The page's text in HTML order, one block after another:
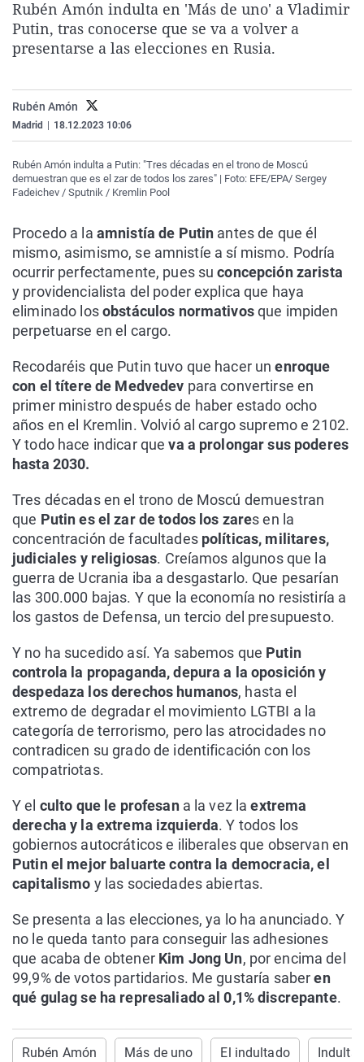
La rosa de los vientos
Gente viajera
Caso
Retornados
Extremadura
Galicia
Virales
Televisión
Rubén Amón indulta en 'Más de uno' a Vladimir
Putin, tras conocerse que se va a volver a
presentarse a las elecciones en Rusia.
Rubén Amón
Madrid 18.12.2023 10:06
Rubén Amón indulta a Putin: "Tres décadas en el trono de Moscú
demuestran que es el zar de todos los zares" | Foto: EFE/EPA/ Sergey
Fadeichev / Sputnik / Kremlin Pool
Procedo a la amnistía de Putin antes de que él
mismo, asimismo, se amnistíe a sí mismo. Podría
ocurrir perfectamente, pues suconcepción zarista
y providencialista del poder explica que haya
eliminado losobstáculos normativosque impiden
perpetuarse en el cargo.
Recodaréis que Putin tuvo que hacer unenroque
con el títere de Medvedev para convertirse en
primer ministro después de haber estado ocho
años en el Kremlin. Volvió al cargo supremo e 2102.
Y todo hace indicar queva a prolongar sus poderes
hasta 2030.
Tres décadas en el trono de Moscú demuestran
que Putin es el zar de todos los zares en la
concentración de facultades políticas, militares,
judiciales y religiosas. Creíamos algunos que la
guerra de Ucrania iba a desgastarlo. Que pesarían
las 300.000 bajas. Y que la economía no resistiría a
los gastos de Defensa, un tercio del presupuesto.
Y no ha sucedido así. Ya sabemos que Putin
controla la propaganda, depura a la oposición y
despedaza los derechos humanos, hasta el
extremo de degradar el movimiento LGTBI a la
categoría de terrorismo, pero las atrocidades no
contradicen su grado de identificación con los
compatriotas.
Y el culto que le profesan a la vez la extrema
derecha y la extrema izquierda. Y todos los
gobiernos autocráticos e iliberales que observan en
Putin el mejor baluarte contra la democracia, el
capitalismo y las sociedades abiertas.
Se presenta a las elecciones, ya lo ha anunciado. Y
no le queda tanto para conseguir las adhesiones
que acaba de obtenerKim Jong Un, por encima del
99,9% de votos partidarios. Me gustaría saberen
qué gulag se ha represaliado al 0,1% discrepante.
Rubén Amón Más de uno El indultado